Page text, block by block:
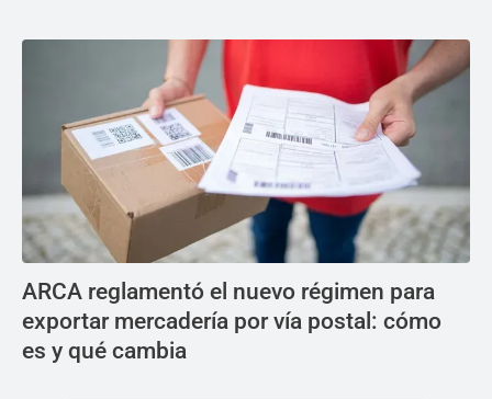
ARCA reglamentó el nuevo régimen para
exportar mercadería por vía postal: cómo
es y qué cambia